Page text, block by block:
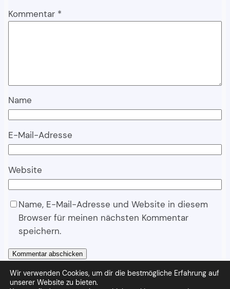
Kommentar *
Name
E-Mail-Adresse
Website
Name, E-Mail-Adresse und Website in diesem
Browser für meinen nächsten Kommentar
speichern.
Wir verwenden Cookies, um dir die bestmögliche Erfahrung auf
unserer Website zu bieten.